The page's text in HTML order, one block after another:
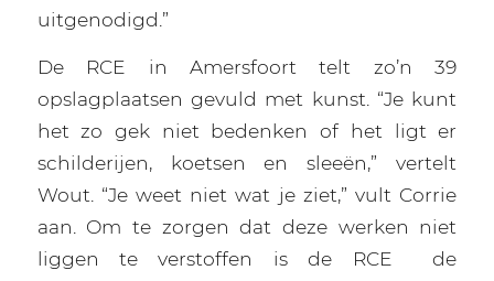
uitgenodigd.”
De RCE in Amersfoort telt zo’n 39
opslagplaatsen gevuld met kunst. “Je kunt
het zo gek niet bedenken of het ligt er
schilderijen, koetsen en sleeën,” vertelt
Wout. “Je weet niet wat je ziet,” vult Corrie
aan. Om te zorgen dat deze werken niet
liggen te verstoffen is de RCE
de